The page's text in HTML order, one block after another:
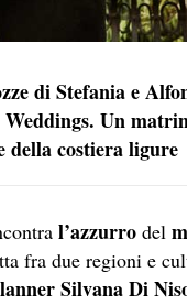
di Stefania e
Un
della costiera ligure
l’azzurro del
fra due regioni e
Silvana Di